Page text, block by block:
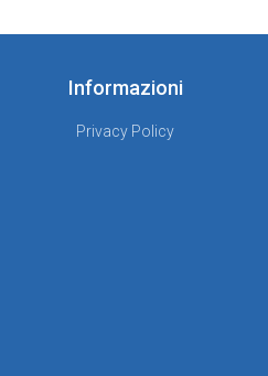
Informazioni
Privacy Policy